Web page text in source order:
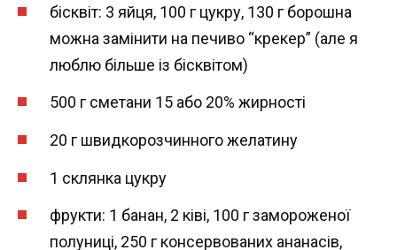
бісквіт: 3 яйця, 100 г цукру, 130 г борошна
можна замінити на печиво “крекер” (але я
люблю більше із бісквітом)
500 г сметани 15 або 20% жирності
20 г швидкорозчинного желатину
1 склянка цукру
фрукти: 1 банан, 2 ківі, 100 г замороженої
полуниці, 250 г консервованих ананасів,